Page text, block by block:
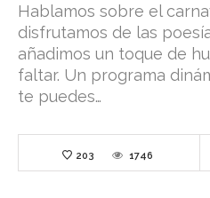
Hablamos sobre el
disfrutamos de las
añadimos un toque de
faltar. Un programa
te puedes…
203 1746